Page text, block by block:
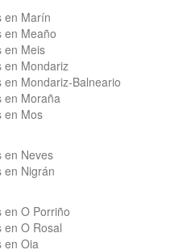
en Marín
en Meaño
en Meis
en Mondariz
Mondariz-Balneario
en Moraña
en Mos
en Neves
en Nigrán
en O Porriño
en O Rosal
en Oia